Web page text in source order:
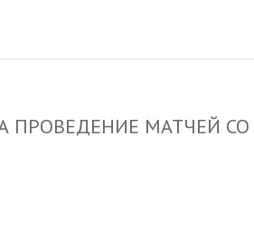
ПРОВЕДЕНИЕ МАТЧЕЙ